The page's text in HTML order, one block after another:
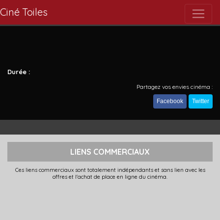
Ciné Toiles
Durée :
Partagez vos envies cinéma :
Facebook Twitter
LIENS COMMERCIAUX
Ces liens commerciaux sont totalement indépendants et sans lien avec les
offres et l'achat de place en ligne du cinéma.